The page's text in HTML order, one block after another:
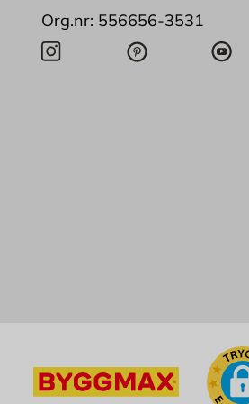
Org.nr: 556656-3531